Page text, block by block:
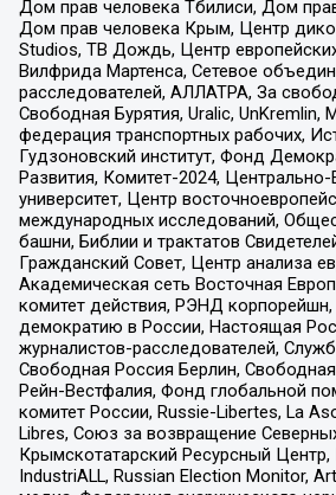
Дом прав человека Тбилиси, Дом
Дом прав человека Крым, Центр
Studios, ТВ Дождь, Центр
Вилфрида Мартенса, Сетевое
расследователей, АЛЛАТРА, За
Свободная Бурятия, Uralic, UnKremlin,
федерация транспортных рабочих,
Гудзоновский институт, Фонд
Развития, Комитет-2024, Центрально-
университет, Центр
международных исследований,
башни, Библии и трактатов
Гражданский Совет, Центр анализа
Академическая сеть Восточная
комитет действия, РЭНД
демократию в России, Настоящая
журналистов-расследователей,
Свободная Россия Берлин,
Рейн-Вестфалия, Фонд глобальной
комитет России, Russie-Libertes, La
Libres, Союз за возвращение
Крымскотатарский Ресурсный
IndustriALL, Russian Election Monitor,